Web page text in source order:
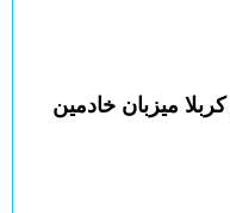
میزبان خادمین